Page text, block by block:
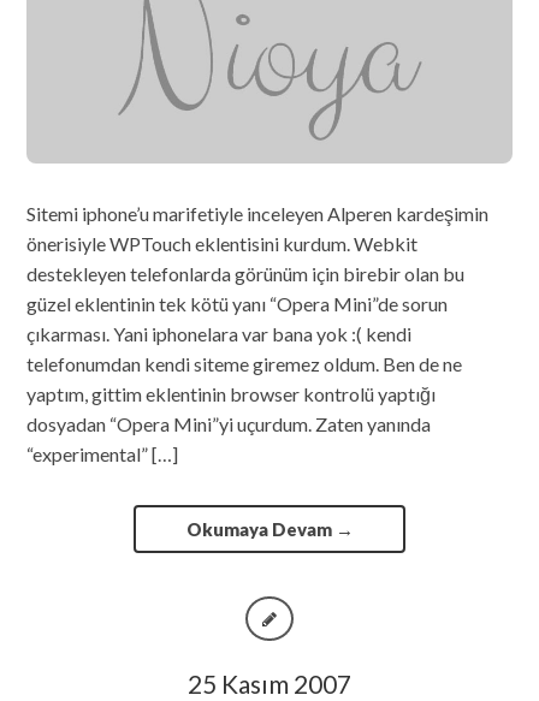
Sitemi iphone’u marifetiyle inceleyen Alperen kardeşimin
önerisiyle WPTouch eklentisini kurdum. Webkit
destekleyen telefonlarda görünüm için birebir olan bu
güzel eklentinin tek kötü yanı “Opera Mini”de sorun
çıkarması. Yani iphonelara var bana yok :( kendi
telefonumdan kendi siteme giremez oldum. Ben de ne
yaptım, gittim eklentinin browser kontrolü yaptığı
dosyadan “Opera Mini”yi uçurdum. Zaten yanında
“experimental” […]
Okumaya Devam →
25 Kasım 2007